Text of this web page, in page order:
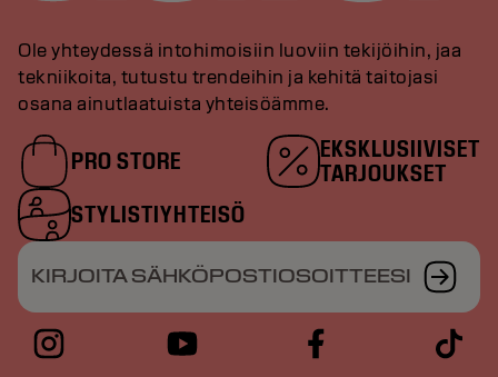
Ole yhteydessä intohimoisiin luoviin tekijöihin, jaa
tekniikoita, tutustu trendeihin ja kehitä taitojasi
osana ainutlaatuista yhteisöämme.
PRO STORE
EKSKLUSIIVISET
TARJOUKSET
STYLISTIYHTEISÖ
KIRJOITA SÄHKÖPOSTIOSOITTEESI